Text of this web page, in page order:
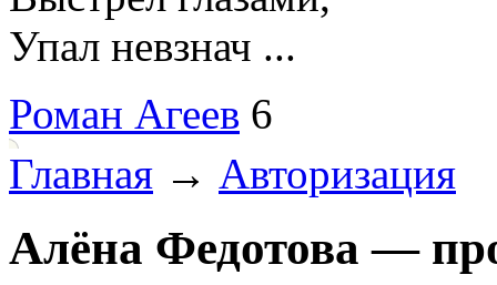
Упал невзнач ...
Роман Агеев 6
Главная → Авторизация
Алёна Федотова —